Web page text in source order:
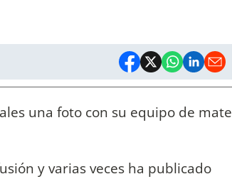
una foto con su equipo de mate
y varias veces ha publicado